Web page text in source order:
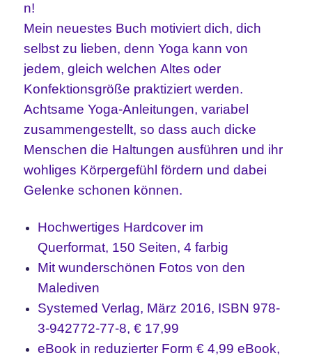
n!
Mein neuestes Buch motiviert dich, dich
selbst zu lieben, denn Yoga kann von
jedem, gleich welchen Altes oder
Konfektionsgröße praktiziert werden.
Achtsame Yoga-Anleitungen, variabel
zusammengestellt, so dass auch dicke
Menschen die Haltungen ausführen und ihr
wohliges Körpergefühl fördern und dabei
Gelenke schonen können.
Hochwertiges Hardcover im
Querformat, 150 Seiten, 4 farbig
Mit wunderschönen Fotos von den
Malediven
Systemed Verlag, März 2016, ISBN 978-
3-942772-77-8, € 17,99
eBook in reduzierter Form € 4,99 eBook,